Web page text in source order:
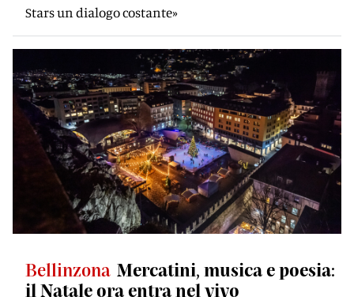
Stars un dialogo costante»
Bellinzona Mercatini, musica e poesia:
il Natale ora entra nel vivo